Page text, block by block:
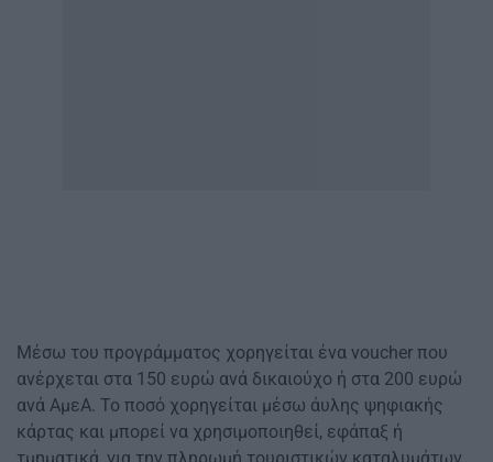
Μέσω του προγράμματος χορηγείται ένα voucher που
ανέρχεται στα 150 ευρώ ανά δικαιούχο ή στα 200 ευρώ
ανά ΑμεΑ. Το ποσό χορηγείται μέσω άυλης ψηφιακής
κάρτας και μπορεί να χρησιμοποιηθεί, εφάπαξ ή